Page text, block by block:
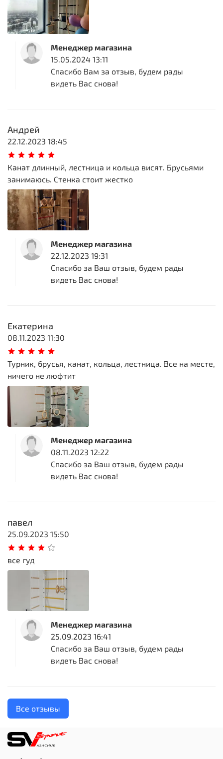
Менеджер магазина
15.05.2024 13:11
Спасибо Вам за отзыв, будем рады
видеть Вас снова!
Андрей
22.12.2023 18:45
Канат длинный, лестница и кольца висят. Брусьями
занимаюсь. Стенка стоит жестко
Менеджер магазина
22.12.2023 19:31
Спасибо за Ваш отзыв, будем рады
видеть Вас снова!
Екатерина
08.11.2023 11:30
Турник, брусья, канат, кольца, лестница. Все на месте,
ничего не люфтит
Менеджер магазина
08.11.2023 12:22
Спасибо за Ваш отзыв, будем рады
видеть Вас снова!
павел
25.09.2023 15:50
все гуд
Менеджер магазина
25.09.2023 16:41
Спасибо за Ваш отзыв, будем рады
видеть Вас снова!
Все отзывы